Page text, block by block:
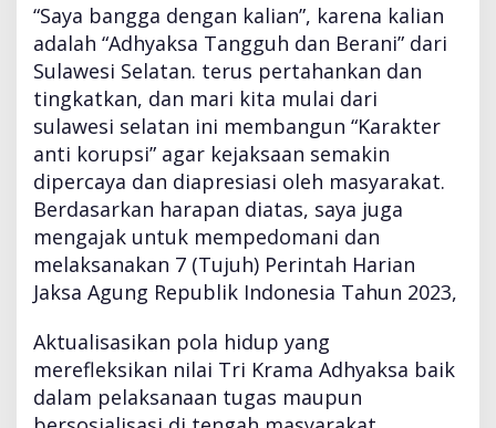
“Saya bangga dengan kalian”, karena kalian
adalah “Adhyaksa Tangguh dan Berani” dari
Sulawesi Selatan. terus pertahankan dan
tingkatkan, dan mari kita mulai dari
sulawesi selatan ini membangun “Karakter
anti korupsi” agar kejaksaan semakin
dipercaya dan diapresiasi oleh masyarakat.
Berdasarkan harapan diatas, saya juga
mengajak untuk mempedomani dan
melaksanakan 7 (Tujuh) Perintah Harian
Jaksa Agung Republik Indonesia Tahun 2023,
Aktualisasikan pola hidup yang
merefleksikan nilai Tri Krama Adhyaksa baik
dalam pelaksanaan tugas maupun